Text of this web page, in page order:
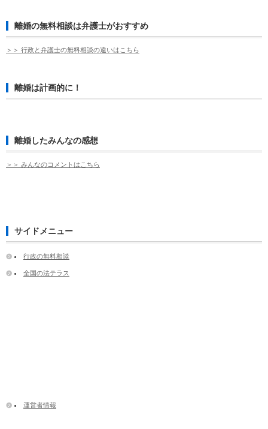
離婚の無料相談は弁護士がおすすめ
＞＞ 行政と弁護士の無料相談の違いはこちら
離婚は計画的に！
離婚したみんなの感想
＞＞ みんなのコメントはこちら
サイドメニュー
行政の無料相談
全国の法テラス
運営者情報